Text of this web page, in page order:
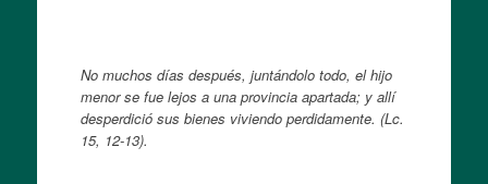
No muchos días después, juntándolo todo, el hijo
menor se fue lejos a una provincia apartada; y allí
desperdició sus bienes viviendo perdidamente. (Lc.
15, 12-13).